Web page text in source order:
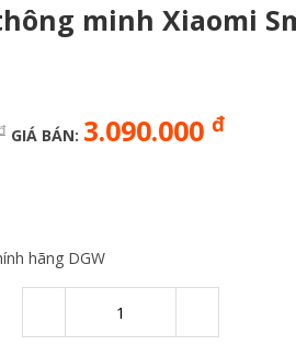
minh Xiaomi
GIÁ BÁN: 3.090.000 đ
hãng DGW